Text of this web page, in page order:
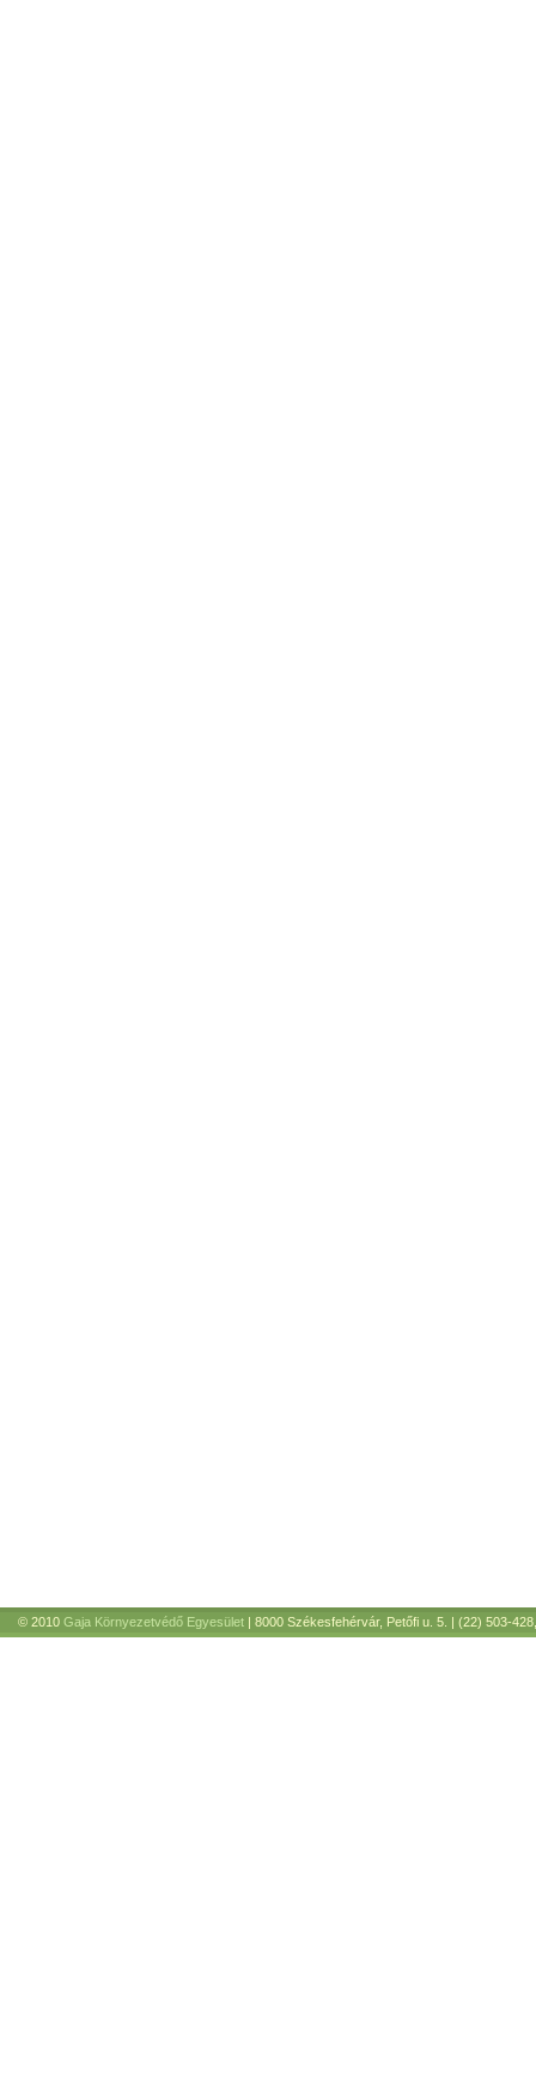
© 2010 Gaja Környezetvédő Egyesület | 8000 Székesfehérvár, Petőfi u. 5. | (22) 503-